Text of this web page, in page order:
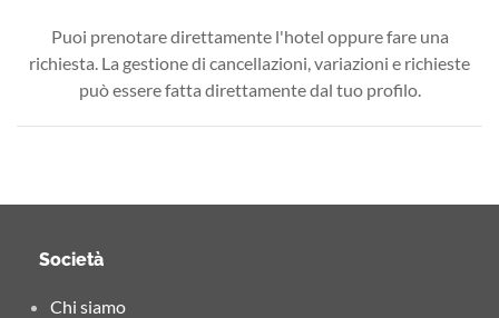
Puoi prenotare direttamente l'hotel oppure fare una
richiesta. La gestione di cancellazioni, variazioni e richieste
può essere fatta direttamente dal tuo profilo.
Società
Chi siamo